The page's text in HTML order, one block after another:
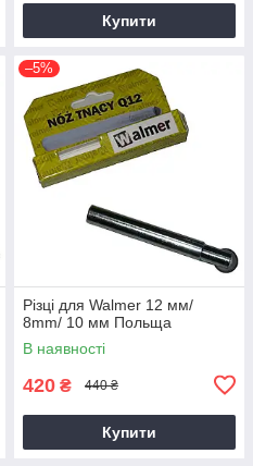
Купити
–5%
Різці для Walmer 12 мм/
8mm/ 10 мм Польща
В наявності
420 ₴ 440 ₴
Купити